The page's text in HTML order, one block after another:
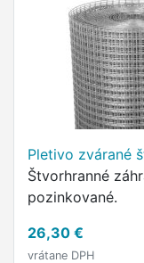
Pletivo zvárané
Štvorhranné
pozinkované.
26,30 €
vrátane DPH